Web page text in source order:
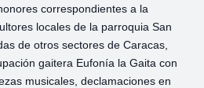
correspondientes a la
locales de la parroquia San
de otros sectores de Caracas,
gaitera Eufonía la Gaita con
musicales, declamaciones en